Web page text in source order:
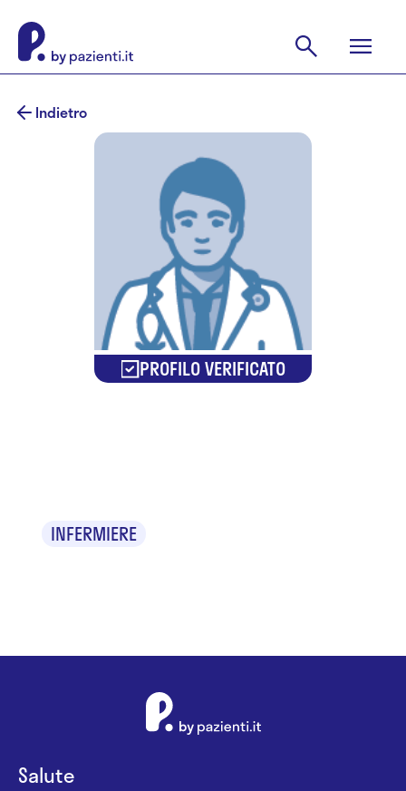
Indietro
PROFILO VERIFICATO
INFERMIERE
Salute